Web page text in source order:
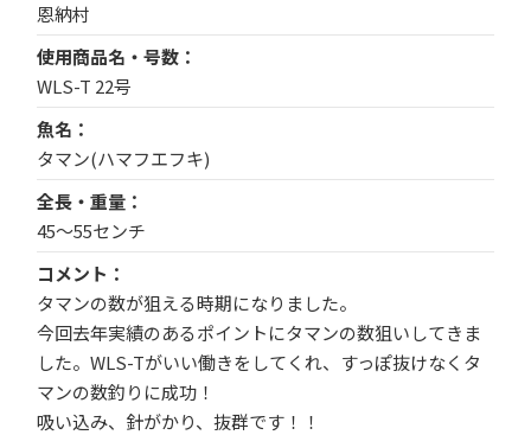
恩納村
使用商品名・号数
WLS-T 22号
魚名
タマン(ハマフエフキ)
全長・重量
45〜55センチ
コメント
タマンの数が狙える時期になりました。
今回去年実績のあるポイントにタマンの数狙いしてきま
した。WLS-Tがいい働きをしてくれ、すっぽ抜けなくタ
マンの数釣りに成功！
吸い込み、針がかり、抜群です！！